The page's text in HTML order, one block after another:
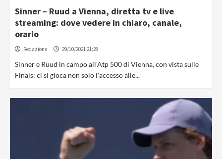
Sinner – Ruud a Vienna, diretta tv e live
streaming: dove vedere in chiaro, canale,
orario
Redazione 29/10/2021 21:28
Sinner e Ruud in campo all'Atp 500 di Vienna, con vista sulle
Finals: ci si gioca non solo l'accesso alle...